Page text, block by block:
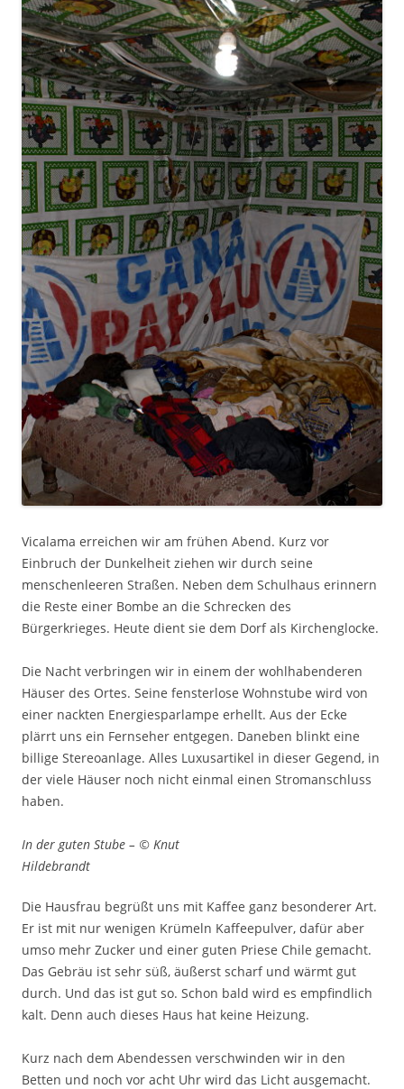
Vicalama erreichen wir am frühen Abend. Kurz vor
Einbruch der Dunkelheit ziehen wir durch seine
menschenleeren Straßen. Neben dem Schulhaus erinnern
die Reste einer Bombe an die Schrecken des
Bürgerkrieges. Heute dient sie dem Dorf als Kirchenglocke.
Die Nacht verbringen wir in einem der wohlhabenderen
Häuser des Ortes. Seine fensterlose Wohnstube wird von
einer nackten Energiesparlampe erhellt. Aus der Ecke
plärrt uns ein Fernseher entgegen. Daneben blinkt eine
billige Stereoanlage. Alles Luxusartikel in dieser Gegend, in
der viele Häuser noch nicht einmal einen Stromanschluss
haben.
In der guten Stube – © Knut
Hildebrandt
Die Hausfrau begrüßt uns mit Kaffee ganz besonderer Art.
Er ist mit nur wenigen Krümeln Kaffeepulver, dafür aber
umso mehr Zucker und einer guten Priese Chile gemacht.
Das Gebräu ist sehr süß, äußerst scharf und wärmt gut
durch. Und das ist gut so. Schon bald wird es empfindlich
kalt. Denn auch dieses Haus hat keine Heizung.
Kurz nach dem Abendessen verschwinden wir in den
Betten und noch vor acht Uhr wird das Licht ausgemacht.